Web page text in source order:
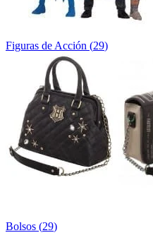
Figuras de Acción (29)
Bolsos (29)